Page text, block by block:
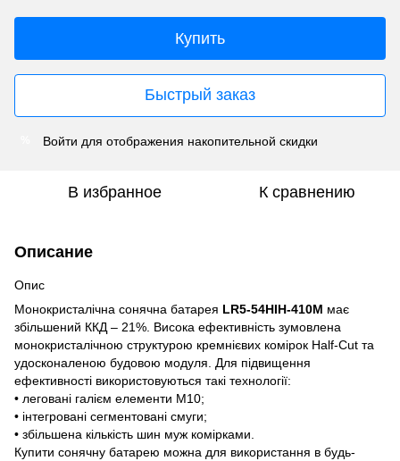
Купить
Быстрый заказ
Войти для отображения накопительной скидки
В избранное К сравнению
Описание
Опис
Монокристалічна сонячна батарея LR5-54HIH-410M має
збільшений ККД – 21%. Висока ефективність зумовлена
монокристалічною структурою кремнієвих комірок Half-Cut та
удосконаленою будовою модуля. Для підвищення
ефективності використовуються такі технології:
• леговані галієм елементи M10;
• інтегровані сегментовані смуги;
• збільшена кількість шин муж комірками.
Купити сонячну батарею можна для використання в будь-